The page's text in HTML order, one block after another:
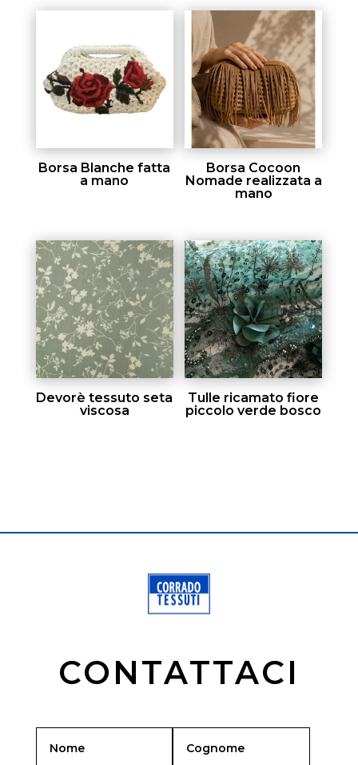
Borsa Blanche fatta
a mano
Borsa Cocoon
Nomade realizzata a
mano
Devorè tessuto seta
viscosa
Tulle ricamato fiore
piccolo verde bosco
CONTATTACI